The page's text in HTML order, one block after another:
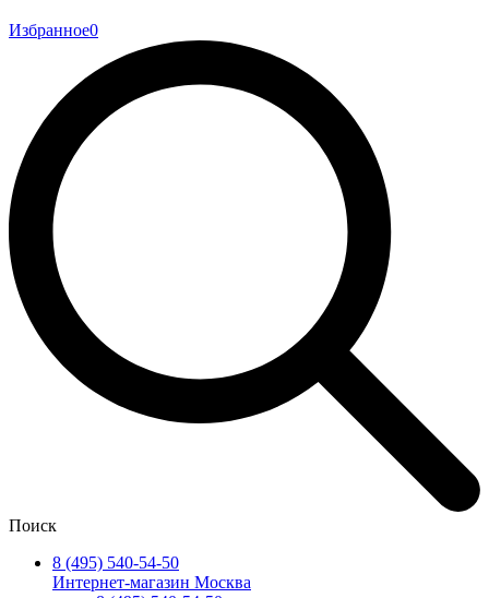
Избранное0
Поиск
8 (495) 540-54-50
Интернет-магазин Москва